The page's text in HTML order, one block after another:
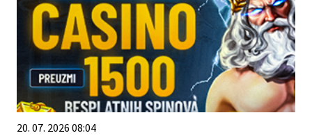
20. 07. 2026 08:04